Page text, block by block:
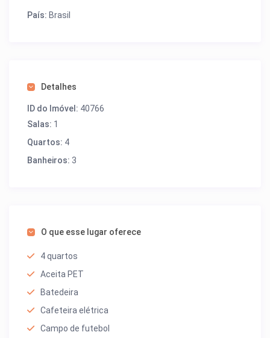
País: Brasil
Detalhes
ID do Imóvel: 40766
Salas: 1
Quartos: 4
Banheiros: 3
O que esse lugar oferece
4 quartos
Aceita PET
Batedeira
Cafeteira elétrica
Campo de futebol